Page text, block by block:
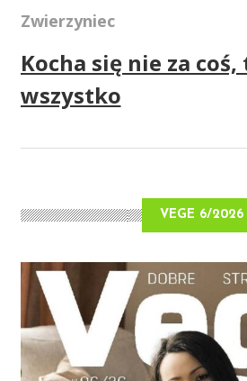
Zwierzyniec
Kocha się nie za
wszystko
VEGE 6/2026